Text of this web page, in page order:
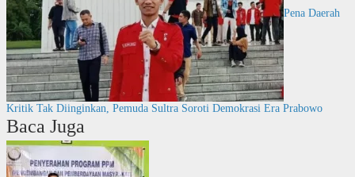
Pena Daerah
Kritik Tak Diinginkan, Pemuda Sultra Soroti Demokrasi Era Prabowo
Baca Juga